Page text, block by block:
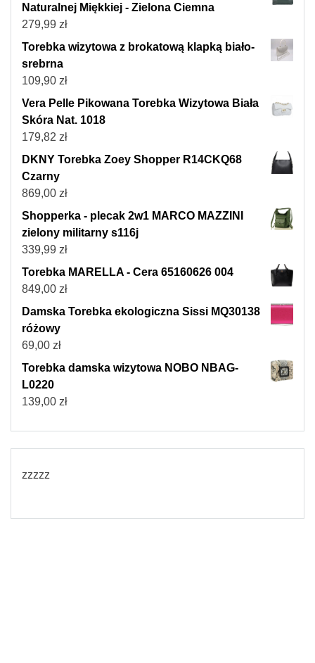
Naturalnej Miękkiej - Zielona Ciemna
279,99 zł
Torebka wizytowa z brokatową klapką biało-
srebrna
109,90 zł
Vera Pelle Pikowana Torebka Wizytowa Biała
Skóra Nat. 1018
179,82 zł
DKNY Torebka Zoey Shopper R14CKQ68
Czarny
869,00 zł
Shopperka - plecak 2w1 MARCO MAZZINI
zielony militarny s116j
339,99 zł
Torebka MARELLA - Cera 65160626 004
849,00 zł
Damska Torebka ekologiczna Sissi MQ30138
różowy
69,00 zł
Torebka damska wizytowa NOBO NBAG-
L0220
139,00 zł
zzzzz